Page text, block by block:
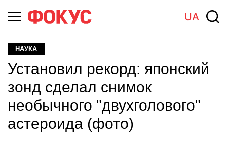
UA
НАУКА
Установил рекорд: японский
зонд сделал снимок
необычного "двухголового"
астероида (фото)